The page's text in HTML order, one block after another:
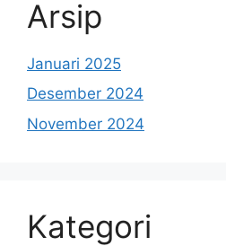
Arsip
Januari 2025
Desember 2024
November 2024
Kategori